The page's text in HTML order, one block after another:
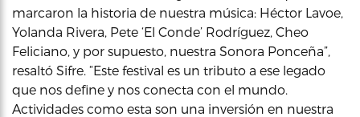
marcaron la historia de nuestra música: Héctor Lavoe,
Yolanda Rivera, Pete ‘El Conde’ Rodríguez, Cheo
Feliciano, y por supuesto, nuestra Sonora Ponceña”,
resaltó Sifre. “Este festival es un tributo a ese legado
que nos define y nos conecta con el mundo.
Actividades como esta son una inversión en nuestra